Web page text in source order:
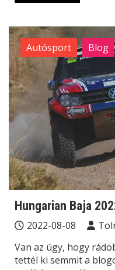
Autósport Blog
Hungarian Baja
2022-08-08
Van az úgy, hogy
tettél ki semmit a